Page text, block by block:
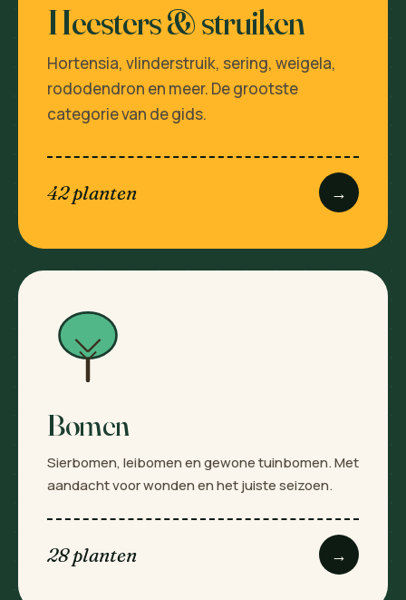
Heesters & struiken
Hortensia, vlinderstruik, sering, weigela,
rododendron en meer. De grootste
categorie van de gids.
42 planten →
Bomen
Sierbomen, leibomen en gewone tuinbomen. Met
aandacht voor wonden en het juiste seizoen.
28 planten →